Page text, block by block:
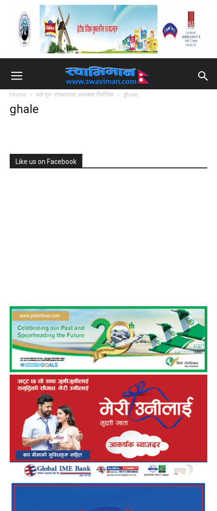
Home घले पुनः एनआरएनए अध्यक्षमा निर्वाचित ghale
ghale
Like us on Facebook